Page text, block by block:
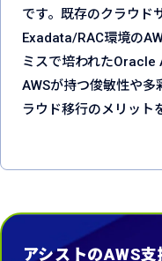
です。既存のクラウド
Exadata/RAC環境の
ミスで培われたOracle
AWSが持つ俊敏性や多
ラウド移行のメリット
アシストのAWS